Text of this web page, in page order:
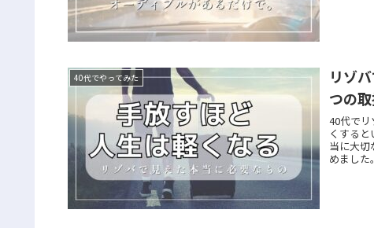
40代でやってみた
リゾ
つの
40代で
くする
当に大切
めました。